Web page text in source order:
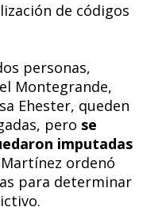
de códigos
personas,
Montegrande,
Ehester, queden
pero se
imputadas
ordenó
para determinar